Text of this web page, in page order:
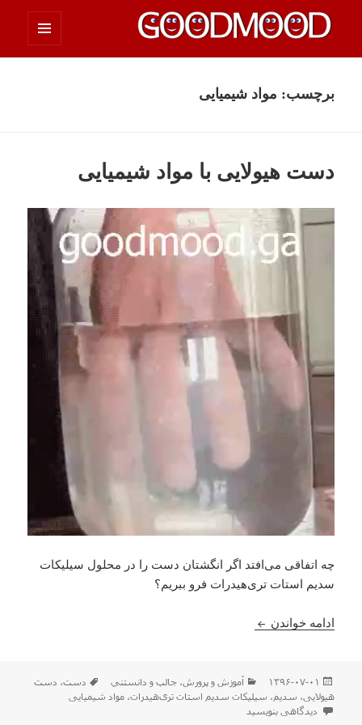
چیزای خووب مووب
برچسب: مواد شیمیایی
دست هیولایی با مواد شیمیایی
چه اتفاقی می‌افتد اگر انگشتان دست را در محلول سیلیکات
سدیم استات تری‌هیدرات فرو ببریم؟
ادامه خواندن دست هیولایی با مواد شیمیایی
ارسال
شده
در
۱۳۹۶-۰۷-۰۱ دسته‌ها
آموزش و پرورش،جالب و دانستني برچسب‌ها
دست، دست
هیولایی، سدیم، سیلیکات سدیم استات تری‌هیدرات،مواد شیمیایی
برای دست هیولایی با مواد شیمیایی
دیدگاهی بنویسید